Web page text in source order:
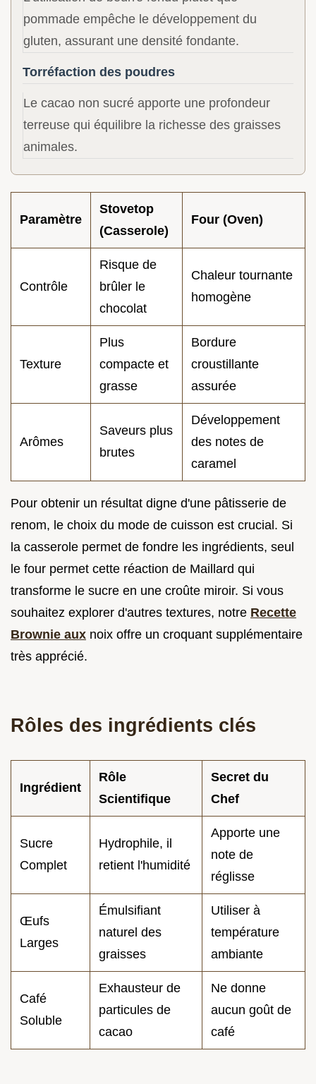
pommade empêche le développement du
gluten, assurant une densité fondante.
Torréfaction des poudres
Le cacao non sucré apporte une profondeur
terreuse qui équilibre la richesse des graisses
animales.
Paramètre
Stovetop
(Casserole)
Four (Oven)
Contrôle
Risque de
brûler le
chocolat
Chaleur tournante
homogène
Texture
Plus
compacte et
grasse
Bordure
croustillante
assurée
Arômes
Saveurs plus
brutes
Développement
des notes de
caramel
Pour obtenir un résultat digne d'une pâtisserie de
renom, le choix du mode de cuisson est crucial. Si
la casserole permet de fondre les ingrédients, seul
le four permet cette réaction de Maillard qui
transforme le sucre en une croûte miroir. Si vous
souhaitez explorer d'autres textures, notre Recette
Brownie aux noix offre un croquant supplémentaire
très apprécié.
Rôles des ingrédients clés
Ingrédient
Rôle
Scientifique
Secret du
Chef
Sucre
Complet
Hydrophile, il
retient l'humidité
Apporte une
note de
réglisse
Œufs
Larges
Émulsifiant
naturel des
graisses
Utiliser à
température
ambiante
Café
Soluble
Exhausteur de
particules de
cacao
Ne donne
aucun goût de
café